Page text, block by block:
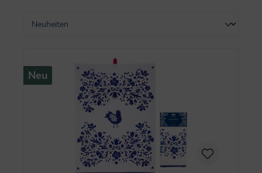
Neu